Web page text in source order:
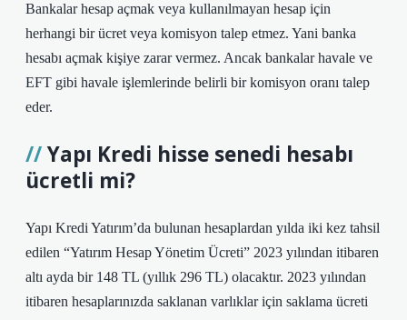
Bankalar hesap açmak veya kullanılmayan hesap için
herhangi bir ücret veya komisyon talep etmez. Yani banka
hesabı açmak kişiye zarar vermez. Ancak bankalar havale ve
EFT gibi havale işlemlerinde belirli bir komisyon oranı talep
eder.
Yapı Kredi hisse senedi hesabı
ücretli mi?
Yapı Kredi Yatırım’da bulunan hesaplardan yılda iki kez tahsil
edilen “Yatırım Hesap Yönetim Ücreti” 2023 yılından itibaren
altı ayda bir 148 TL (yıllık 296 TL) olacaktır. 2023 yılından
itibaren hesaplarınızda saklanan varlıklar için saklama ücreti